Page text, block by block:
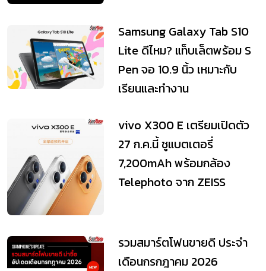
Samsung Galaxy Tab S10
Lite ดีไหม? แท็บเล็ตพร้อม S
Pen จอ 10.9 นิ้ว เหมาะกับ
เรียนและทำงาน
vivo X300 E เตรียมเปิดตัว
27 ก.ค.นี้ ชูแบตเตอรี่
7,200mAh พร้อมกล้อง
Telephoto จาก ZEISS
รวมสมาร์ตโฟนขายดี ประจำ
เดือนกรกฎาคม 2026